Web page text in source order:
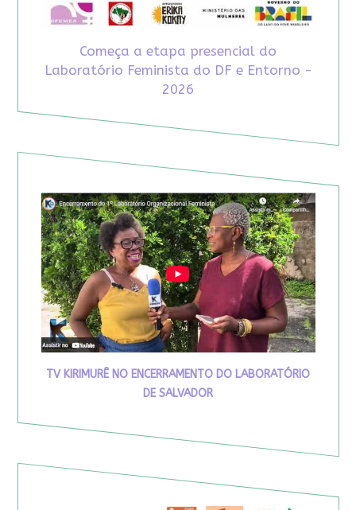
Começa a etapa presencial do
Laboratório Feminista do DF e Entorno -
2026
TV KIRIMURÊ NO ENCERRAMENTO DO LABORATÓRIO
DE SALVADOR